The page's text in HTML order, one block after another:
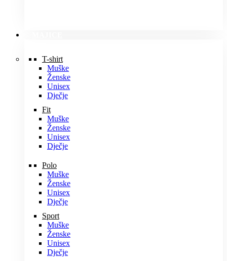
T-shirt
Muške
Ženske
Unisex
Dječje
Fit
Muške
Ženske
Unisex
Dječje
Polo
Muške
Ženske
Unisex
Dječje
Sport
Muške
Ženske
Unisex
Dječje